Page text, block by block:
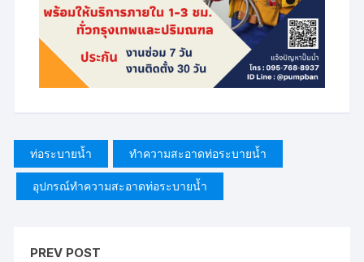
ท่อระบายน้ำ ทําความสะอาดท่อระบายน้ำ
อุปกรณ์ทำความสะอาดท่อระบายน้ำ
PREV POST